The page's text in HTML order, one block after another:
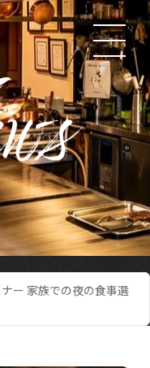
ー 家族での夜の食事選